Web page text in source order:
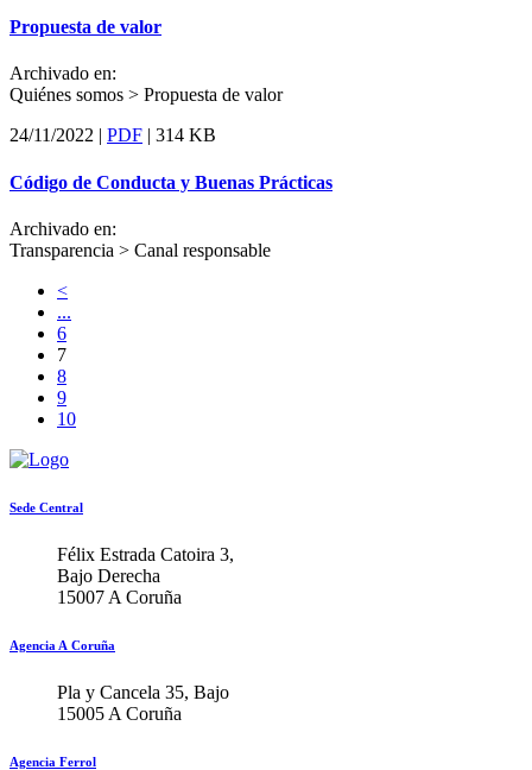
Propuesta de valor
Archivado en:
Quiénes somos > Propuesta de valor
24/11/2022 | PDF 314 KB
Código de Conducta y Buenas Prácticas
Archivado en:
Transparencia > Canal responsable
<
...
6
7
8
9
10
Sede Central
Félix Estrada Catoira 3,
Bajo Derecha
15007 A Coruña
Agencia A Coruña
Pla y Cancela 35, Bajo
15005 A Coruña
Agencia Ferrol